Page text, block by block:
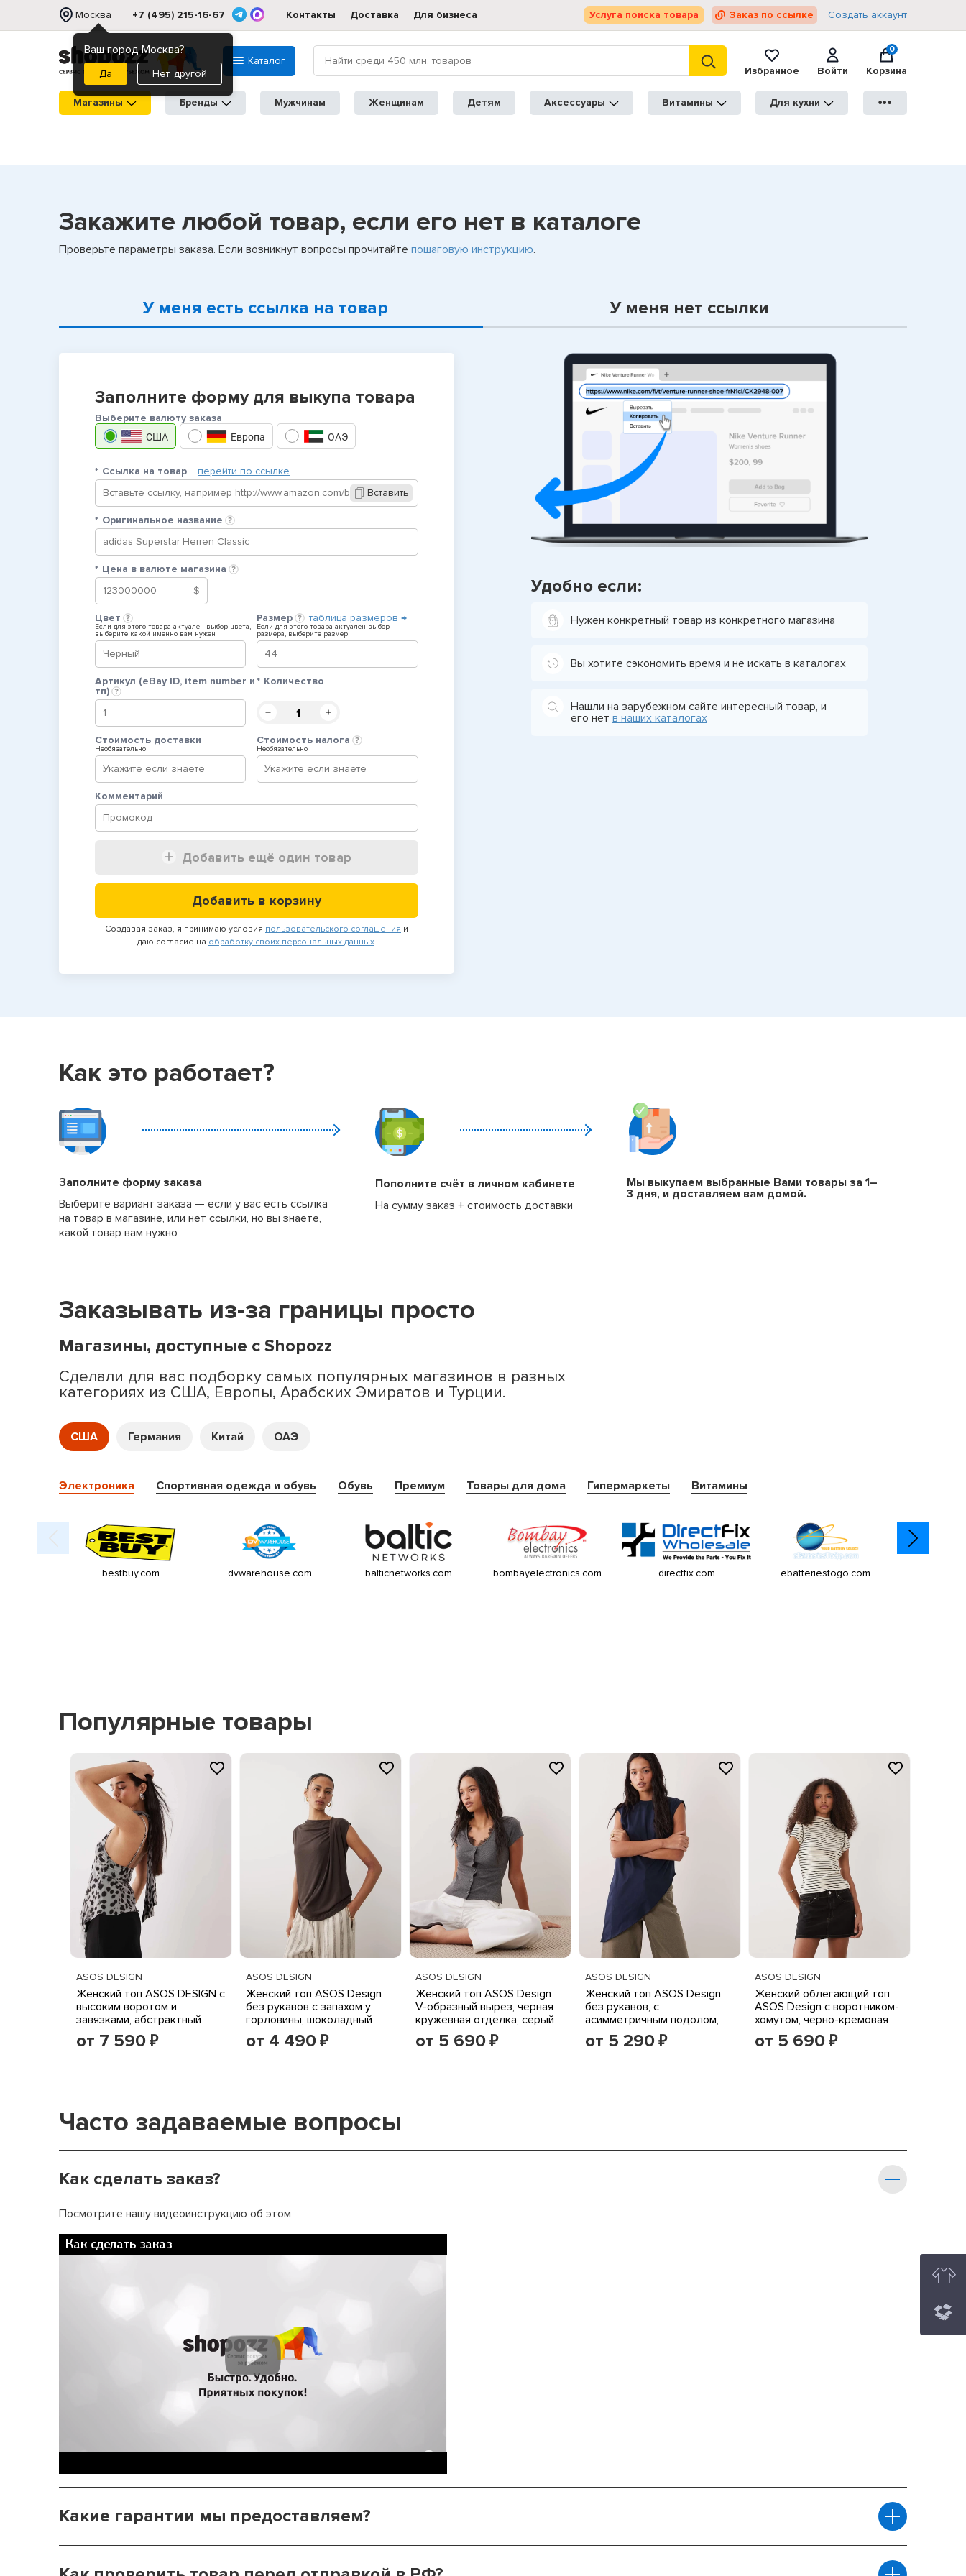
Москва
Ваш город Москва?
Нет, другой
+7 (495) 215-16-67 Контакты Доставка Для бизнеса Услуга поиска товара Заказ по ссылке Создать аккаунт
Каталог
Избранное
Войти
0
Корзина
Магазины Бренды Мужчинам Женщинам Детям Аксессуары Витамины Для кухни ●●●
Закажите любой товар, если его нет в каталоге
Проверьте параметры заказа. Если возникнут вопросы прочитайте пошаговую инструкцию.
У меня есть ссылка на товар У меня нет ссылки
Заполните форму для выкупа товара
Выберите валюту заказа
США Европа ОАЭ
* Ссылка на товар
перейти по ссылке
Вставить
* Оригинальное название
* Цена в валюте магазина
$
Цвет
Если для этого товара актуален выбор цвета,
выберите какой именно вам нужен
Размер таблица размеров →
Если для этого товара актуален выбор
размера, выберите размер
Артикул (eBay ID, item number и
тп)
* Количество
Cтоимость доставки
Необязательно
Стоимость налога
Необязательно
Комментарий
Добавить ещё один товар
Добавить в корзину
Создавая заказ, я принимаю условия пользовательского соглашения и
даю согласие на обработку своих персональных данных.
Удобно если:
Нужен конкретный товар из конкретного магазина
Вы хотите сэкономить время и не искать в каталогах
Нашли на зарубежном сайте интересный товар, и
его нет в наших каталогах
Как это работает?
Заполните форму заказа
Выберите вариант заказа — если у вас есть ссылка
на товар в магазине, или нет ссылки, но вы знаете,
какой товар вам нужно
Пополните счёт в личном кабинете
На сумму заказ + стоимость доставки
Мы выкупаем выбранные Вами товары за 1–
3 дня, и доставляем вам домой.
Заказывать из-за границы просто
Магазины, доступные с Shopozz
Сделали для вас подборку самых популярных магазинов в разных
категориях из США, Европы, Арабских Эмиратов и Турции.
США Германия Китай ОАЭ
Электроника Спортивная одежда и обувь Обувь Премиум Товары для дома Гипермаркеты Витамины
bestbuy.com dvwarehouse.com balticnetworks.com bombayelectronics.com directfix.com ebatteriestogo.com
Популярные товары
ASOS DESIGN
Женский топ ASOS DESIGN с
высоким воротом и
завязками, абстрактный
животный принт
от 7 590 ₽
ASOS DESIGN
Женский топ ASOS Design
без рукавов с запахом у
горловины, шоколадный
от 4 490 ₽
ASOS DESIGN
Женский топ ASOS Design
V-образный вырез, черная
кружевная отделка, серый
от 5 690 ₽
ASOS DESIGN
Женский топ ASOS Design
без рукавов, с
асимметричным подолом,
темно-синий
от 5 290 ₽
ASOS DESIGN
Женский облегающий топ
ASOS Design с воротником-
хомутом, черно-кремовая
полоска
от 5 690 ₽
Часто задаваемые вопросы
Как сделать заказ?
Посмотрите нашу видеоинструкцию об этом
Какие гарантии мы предоставляем?